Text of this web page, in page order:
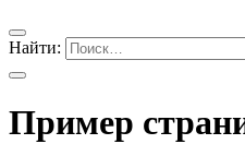
Найти:
Пример